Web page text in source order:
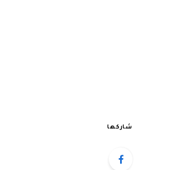
شاركها